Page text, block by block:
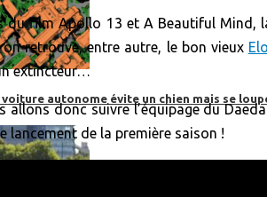
voiture autonome évite un chien mais se
du film Apollo 13 et A Beautiful Mind,
on retrouve, entre autre, le bon vieux
extincteur…
allons donc suivre l’équipage du
lancement de la première saison !